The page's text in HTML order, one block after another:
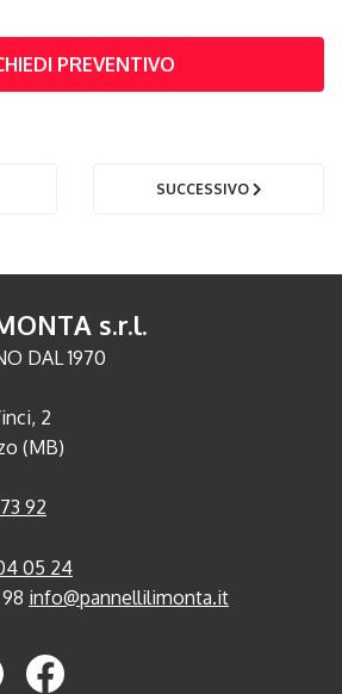
PREVENTIVO
SUCCESSIVO
s.r.l.
DAL 1970
2
(MB)
92
05 24
info@pannellilimonta.it